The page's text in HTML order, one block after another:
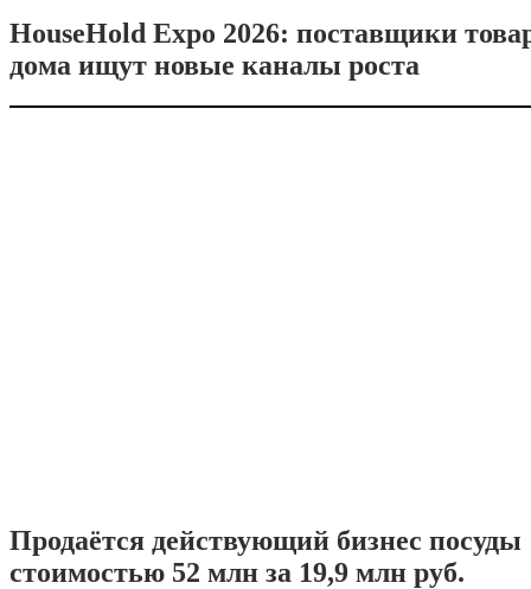
HouseHold Expo 2026: поставщики
дома ищут новые каналы роста
Продаётся действующий бизнес посуды
стоимостью 52 млн за 19,9 млн руб.